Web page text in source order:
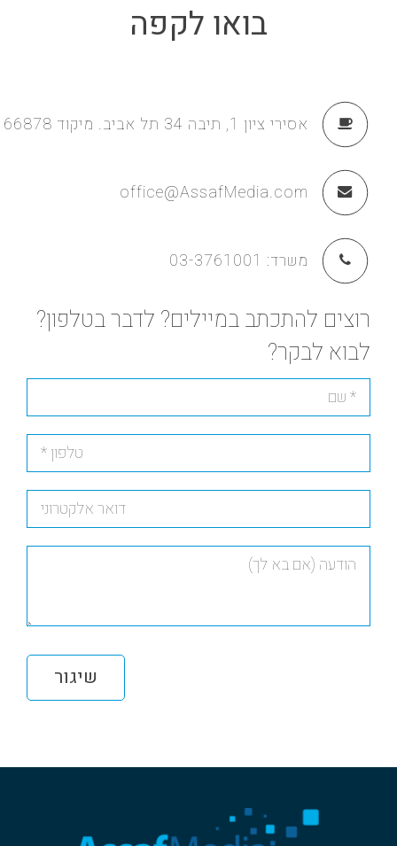
בואו לקפה
אסירי ציון 1, תיבה 34 תל אביב. מיקוד 66878
office@AssafMedia.com
משרד: 03-3761001
רוצים להתכתב במיילים? לדבר בטלפון?
לבוא לבקר?
שיגור